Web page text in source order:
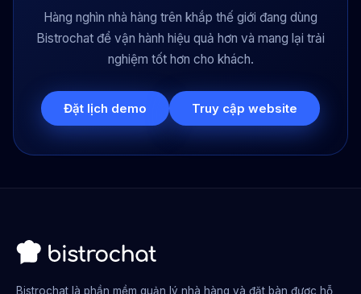
Hàng nghìn nhà hàng trên khắp thế giới đang dùng
Bistrochat để vận hành hiệu quả hơn và mang lại trải
nghiệm tốt hơn cho khách.
Đặt lịch demo Truy cập website
Bistrochat là phần mềm quản lý nhà hàng và đặt bàn được hỗ